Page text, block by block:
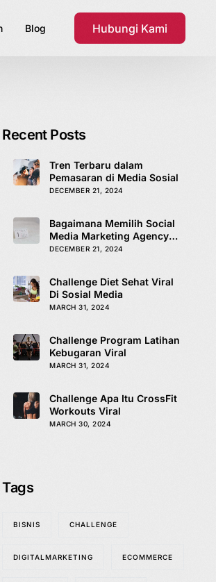
Blog Hubungi Kami
Recent Posts
Tren Terbaru dalam
Pemasaran di Media Sosial
DECEMBER 21, 2024
Bagaimana Memilih Social
Media Marketing Agency
yang Tepat
DECEMBER 21, 2024
Challenge Diet Sehat Viral
Di Sosial Media
MARCH 31, 2024
Challenge Program Latihan
Kebugaran Viral
MARCH 31, 2024
Challenge Apa Itu CrossFit
Workouts Viral
MARCH 30, 2024
Tags
BISNIS CHALLENGE
DIGITALMARKETING ECOMMERCE